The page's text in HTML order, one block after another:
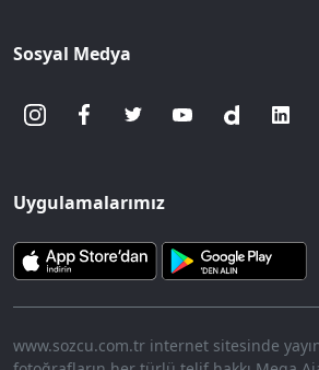
Sosyal Medya
Uygulamalarımız
www.sozcu.com.tr internet sitesinde